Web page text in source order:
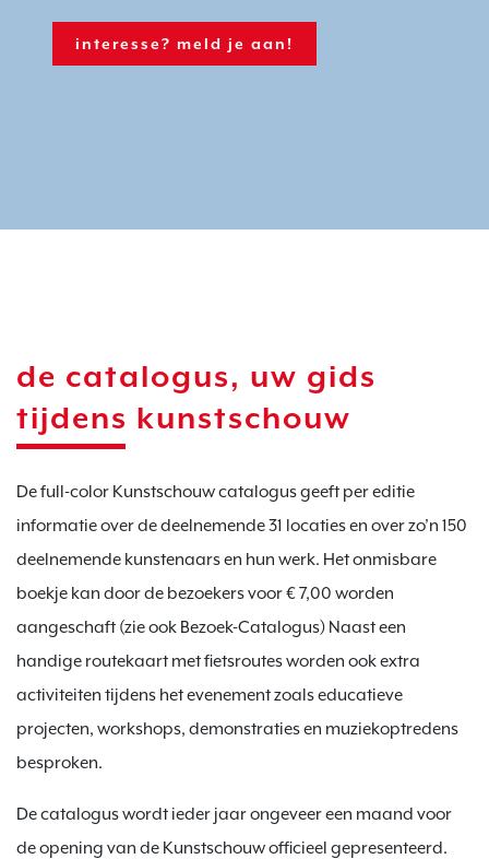
interesse? meld je aan!
de catalogus, uw gids
tijdens kunstschouw
De full-color Kunstschouw catalogus geeft per editie
informatie over de deelnemende 31 locaties en over zo’n 150
deelnemende kunstenaars en hun werk. Het onmisbare
boekje kan door de bezoekers voor € 7,00 worden
aangeschaft (zie ook Bezoek-Catalogus) Naast een
handige routekaart met fietsroutes worden ook extra
activiteiten tijdens het evenement zoals educatieve
projecten, workshops, demonstraties en muziekoptredens
besproken.
De catalogus wordt ieder jaar ongeveer een maand voor
de opening van de Kunstschouw officieel gepresenteerd.